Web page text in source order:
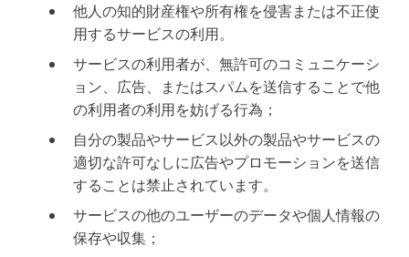
他人の知的財産権や所有権を侵害または不正使
用するサービスの利用。
サービスの利用者が、無許可のコミュニケーシ
ョン、広告、またはスパムを送信することで他
の利用者の利用を妨げる行為；
自分の製品やサービス以外の製品やサービスの
適切な許可なしに広告やプロモーションを送信
することは禁止されています。
サービスの他のユーザーのデータや個人情報の
保存や収集；